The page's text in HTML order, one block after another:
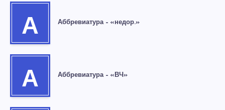
А Аббревиатура – «недор.»
А Аббревиатура – «ВЧ»